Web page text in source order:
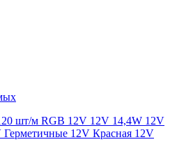
шт/м RGB 12V 12V 14,4W 12V
Герметичные 12V Красная 12V